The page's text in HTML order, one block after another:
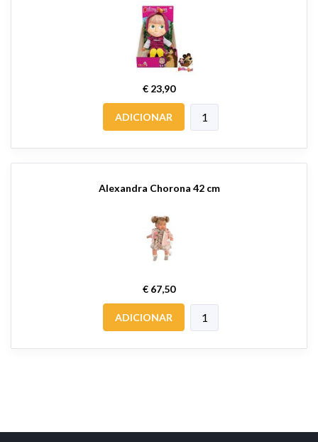
€ 23,90
ADICIONAR
Alexandra Chorona 42 cm
€ 67,50
ADICIONAR